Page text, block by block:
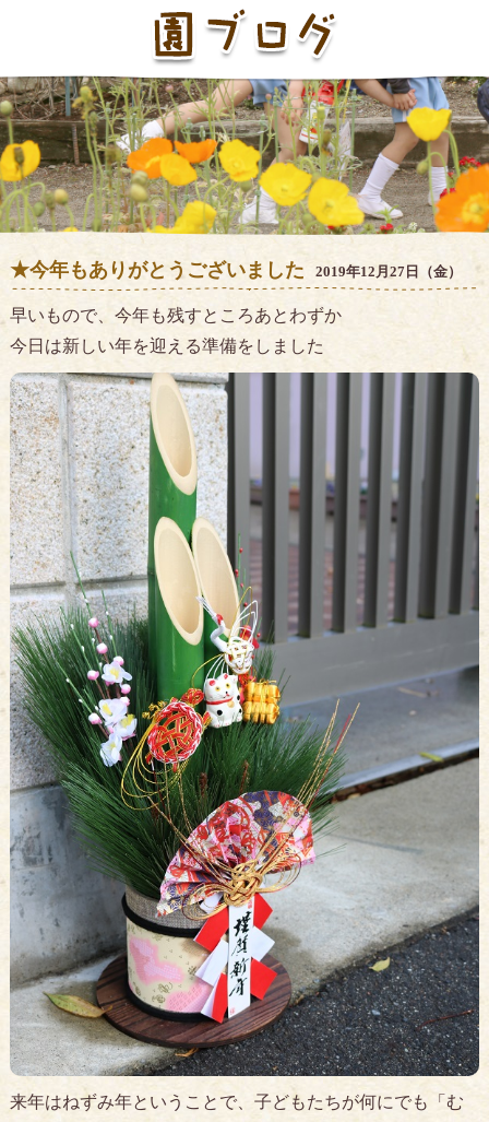
★今年もありがとうございました 2019年12月27日（金）
早いもので、今年も残すところあとわずか
今日は新しい年を迎える準備をしました
来年はねずみ年ということで、子どもたちが何にでも「む